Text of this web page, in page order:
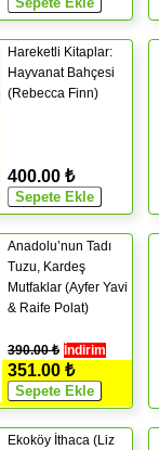
Hareketli Kitaplar:
Hayvanat Bahçesi
(Rebecca Finn)
400.00 ₺
Anadolu’nun Tadı
Tuzu, Kardeş
Mutfaklar (Ayfer Yavi
& Raife Polat)
390.00 ₺ İndirim
351.00 ₺
Ekoköy İthaca (Liz